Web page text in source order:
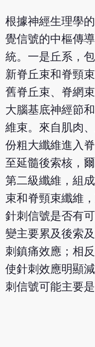
根據神經生理學
覺信號的中樞傳
統。一是丘系，
新脊丘束和脊頸
舊脊丘束、脊網
大腦基底神經節
維束。來自肌肉
份粗大纖維進入
至延髓後索核，
第二級纖維，組
束和脊頸束纖維
針刺信號是否有
變主要累及後索
刺鎮痛效應；相
使針刺效應明顯
刺信號可能主要